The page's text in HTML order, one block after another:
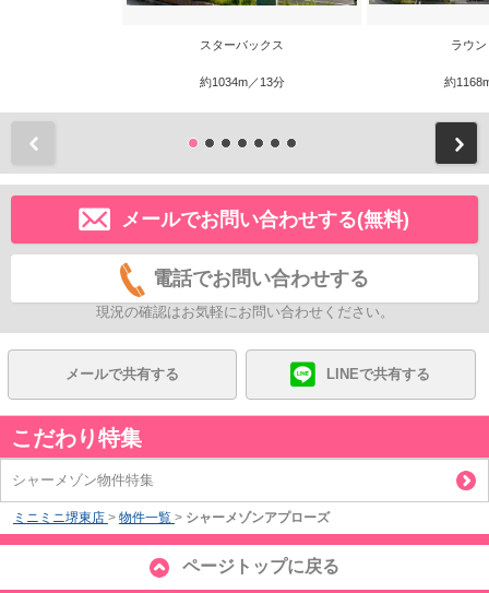
スターバックス
約1034m／13分
ラウ
約
メールでお問い合わせする(無料)
電話でお問い合わせする
現況の確認はお気軽にお問い合わせください。
メールで共有する LINEで共有する
こだわり特集
シャーメゾン物件特集
ミニミニ堺東店 > 物件一覧 > シャーメゾンアプローズ
ページトップに戻る